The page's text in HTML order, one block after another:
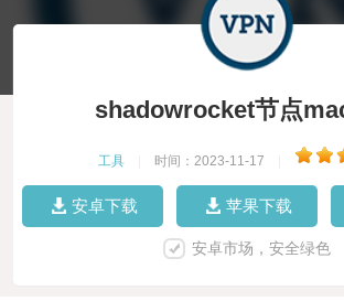
shadowrocket节点
工具 时间：2023-11-17
安卓下载 苹果下载
安卓市场，安全绿色